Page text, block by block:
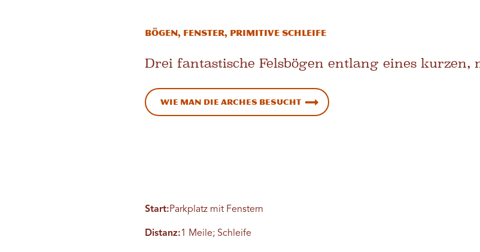
Bögen, Fenster, primitive Schleife
Drei fantastische Felsbögen entlang eines kurzen,
Wie man die Arches besucht
Start:Parkplatz mit Fenstern
Distanz:1 Meile; Schleife